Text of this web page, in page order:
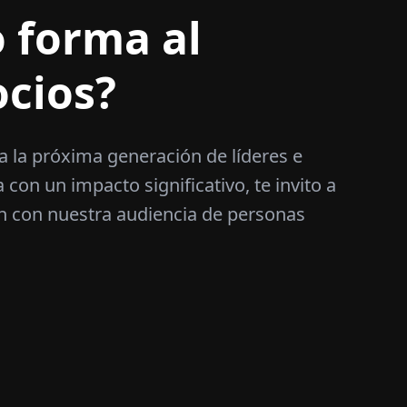
forma al
la próxima generación de líderes e
con un impacto significativo, te invito a
nuestra audiencia de personas